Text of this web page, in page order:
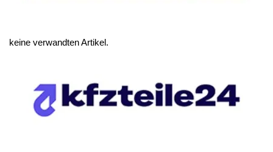
keine verwandten Artikel.